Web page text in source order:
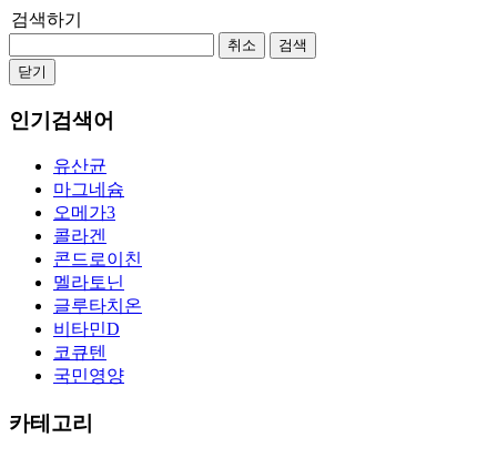
검색하기
취소
검색
닫기
인기검색어
유산균
마그네슘
오메가3
콜라겐
콘드로이친
멜라토닌
글루타치온
비타민D
코큐텐
국민영양
카테고리